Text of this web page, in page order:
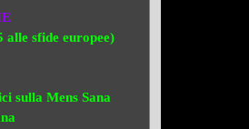
alle sfide europee)
sulla Mens Sana